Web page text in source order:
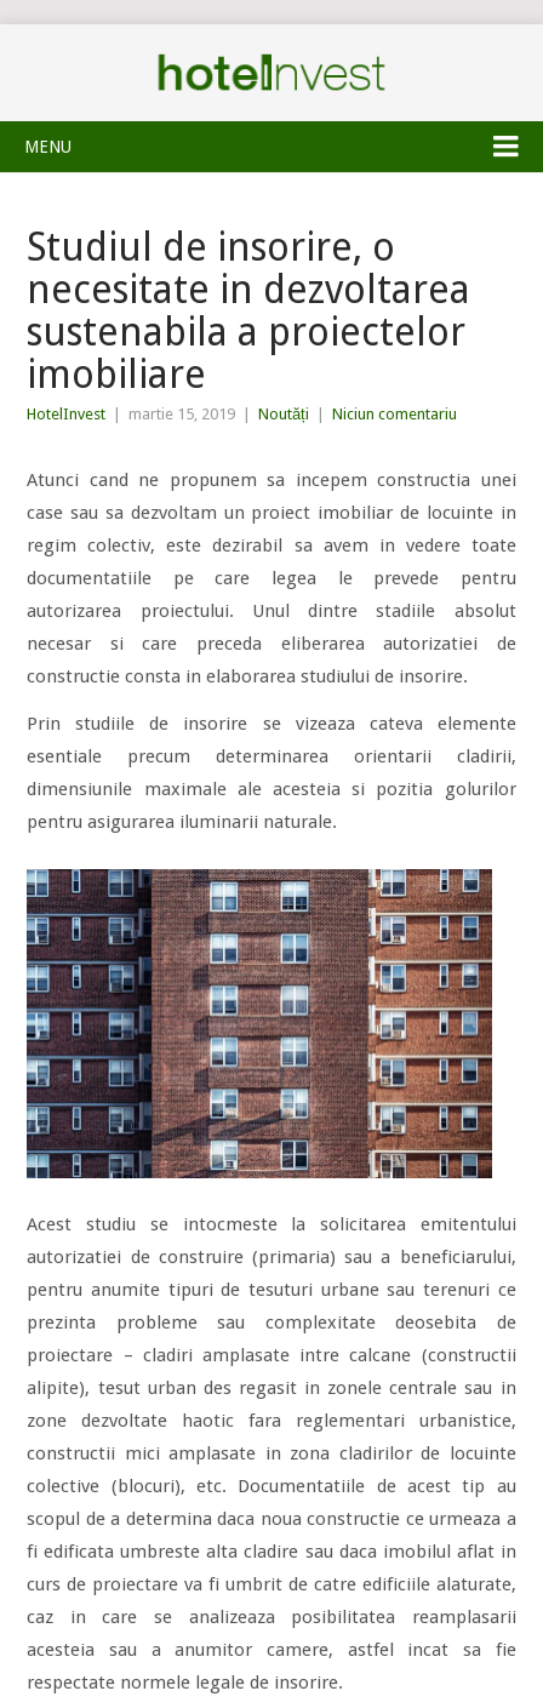
MENU
Studiul de insorire, o
necesitate in dezvoltarea
sustenabila a proiectelor
imobiliare
HotelInvest martie 15, 2019 Noutăți Niciun comentariu
Atunci cand ne propunem sa incepem constructia unei
case sau sa dezvoltam un proiect imobiliar de locuinte in
regim colectiv, este dezirabil sa avem in vedere toate
documentatiile pe care legea le prevede pentru
autorizarea proiectului. Unul dintre stadiile absolut
necesar si care preceda eliberarea autorizatiei de
constructie consta in elaborarea studiului de insorire.
Prin studiile de insorire se vizeaza cateva elemente
esentiale precum determinarea orientarii cladirii,
dimensiunile maximale ale acesteia si pozitia golurilor
pentru asigurarea iluminarii naturale.
Acest studiu se intocmeste la solicitarea emitentului
autorizatiei de construire (primaria) sau a beneficiarului,
pentru anumite tipuri de tesuturi urbane sau terenuri ce
prezinta probleme sau complexitate deosebita de
proiectare – cladiri amplasate intre calcane (constructii
alipite), tesut urban des regasit in zonele centrale sau in
zone dezvoltate haotic fara reglementari urbanistice,
constructii mici amplasate in zona cladirilor de locuinte
colective (blocuri), etc. Documentatiile de acest tip au
scopul de a determina daca noua constructie ce urmeaza a
fi edificata umbreste alta cladire sau daca imobilul aflat in
curs de proiectare va fi umbrit de catre edificiile alaturate,
caz in care se analizeaza posibilitatea reamplasarii
acesteia sau a anumitor camere, astfel incat sa fie
respectate normele legale de insorire.